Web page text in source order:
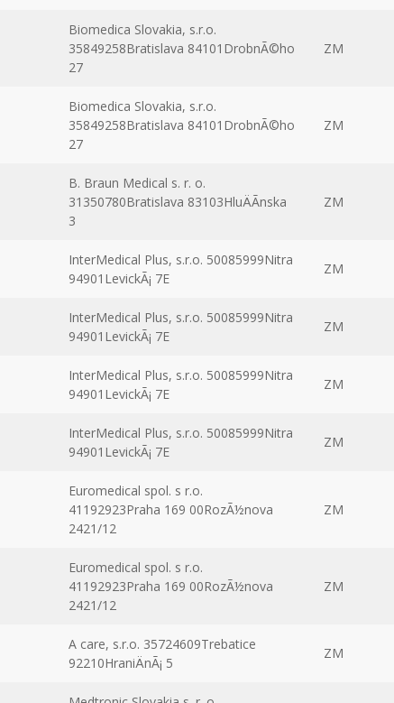
Biomedica Slovakia, s.r.o.
35849258Bratislava 84101DrobnÃ©ho
27
ZM
Biomedica Slovakia, s.r.o.
35849258Bratislava 84101DrobnÃ©ho
27
ZM
B. Braun Medical s. r. o.
31350780Bratislava 83103HluÄÃ­nska
3
ZM
InterMedical Plus, s.r.o. 50085999Nitra
94901LevickÃ¡ 7E
ZM
InterMedical Plus, s.r.o. 50085999Nitra
94901LevickÃ¡ 7E
ZM
InterMedical Plus, s.r.o. 50085999Nitra
94901LevickÃ¡ 7E
ZM
InterMedical Plus, s.r.o. 50085999Nitra
94901LevickÃ¡ 7E
ZM
Euromedical spol. s r.o.
41192923Praha 169 00RozÃ½nova
2421/12
ZM
Euromedical spol. s r.o.
41192923Praha 169 00RozÃ½nova
2421/12
ZM
A care, s.r.o. 35724609Trebatice
92210HraniÄnÃ¡ 5
ZM